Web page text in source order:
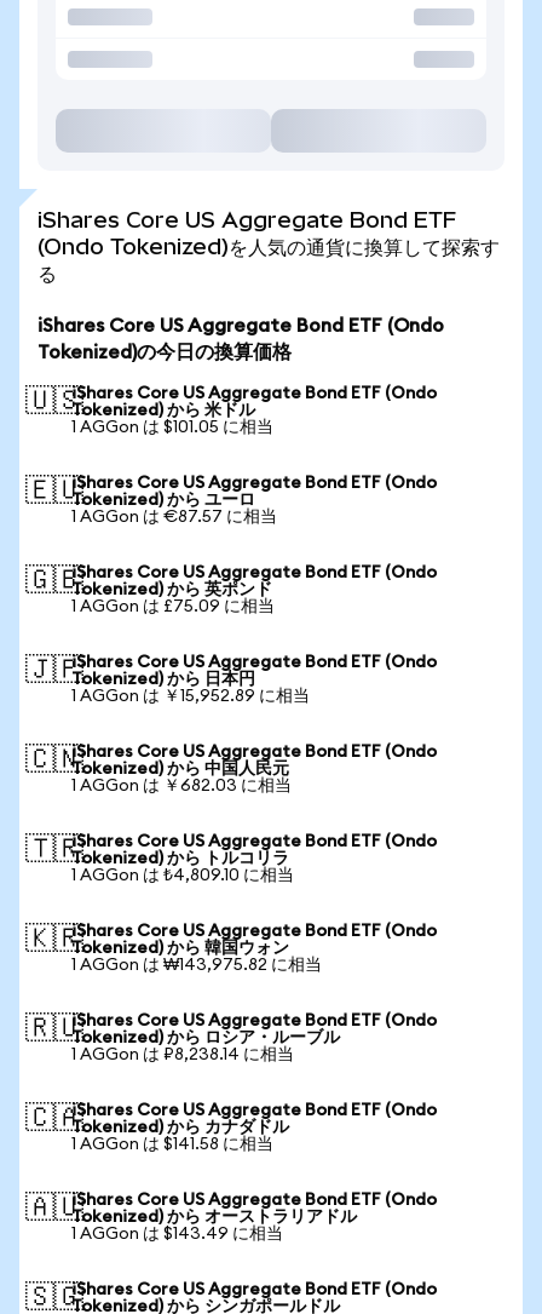
iShares Core US Aggregate Bond ETF
(Ondo Tokenized)を人気の通貨に換算して探索す
る
iShares Core US Aggregate Bond ETF (Ondo
Tokenized)の今日の換算価格
🇺🇸iShares Core US Aggregate Bond ETF (Ondo
Tokenized) から 米ドル
1 AGGon は $101.05 に相当
🇪🇺iShares Core US Aggregate Bond ETF (Ondo
Tokenized) から ユーロ
1 AGGon は €87.57 に相当
🇬🇧iShares Core US Aggregate Bond ETF (Ondo
Tokenized) から 英ポンド
1 AGGon は £75.09 に相当
🇯🇵iShares Core US Aggregate Bond ETF (Ondo
Tokenized) から 日本円
1 AGGon は ￥15,952.89 に相当
🇨🇳iShares Core US Aggregate Bond ETF (Ondo
Tokenized) から 中国人民元
1 AGGon は ￥682.03 に相当
🇹🇷iShares Core US Aggregate Bond ETF (Ondo
Tokenized) から トルコリラ
1 AGGon は ₺4,809.10 に相当
🇰🇷iShares Core US Aggregate Bond ETF (Ondo
Tokenized) から 韓国ウォン
1 AGGon は ₩143,975.82 に相当
🇷🇺iShares Core US Aggregate Bond ETF (Ondo
Tokenized) から ロシア・ルーブル
1 AGGon は ₽8,238.14 に相当
🇨🇦iShares Core US Aggregate Bond ETF (Ondo
Tokenized) から カナダドル
1 AGGon は $141.58 に相当
🇦🇺iShares Core US Aggregate Bond ETF (Ondo
Tokenized) から オーストラリアドル
1 AGGon は $143.49 に相当
🇸🇬iShares Core US Aggregate Bond ETF (Ondo
Tokenized) から シンガポールドル